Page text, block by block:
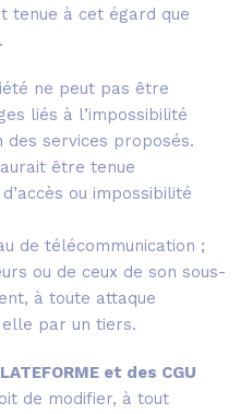
tenue à cet égard que
ne peut pas être
liés à l’impossibilité
des services proposés.
être tenue
ou impossibilité
de télécommunication ;
ou de ceux de son sous-
à toute attaque
par un tiers.
et des CGU
de modifier, à tout